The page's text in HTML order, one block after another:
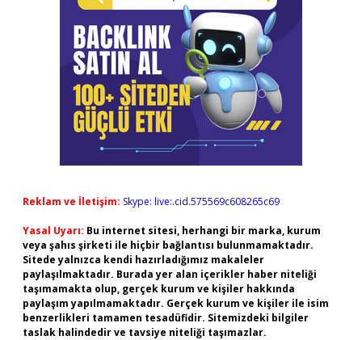
Reklam ve İletişim: Skype: live:.cid.575569c608265c69
Yasal Uyarı: Bu internet sitesi, herhangi bir marka, kurum
veya şahıs şirketi ile hiçbir bağlantısı bulunmamaktadır.
Sitede yalnızca kendi hazırladığımız makaleler
paylaşılmaktadır. Burada yer alan içerikler haber niteliği
taşımamakta olup, gerçek kurum ve kişiler hakkında
paylaşım yapılmamaktadır. Gerçek kurum ve kişiler ile isim
benzerlikleri tamamen tesadüfidir. Sitemizdeki bilgiler
taslak halindedir ve tavsiye niteliği taşımazlar.